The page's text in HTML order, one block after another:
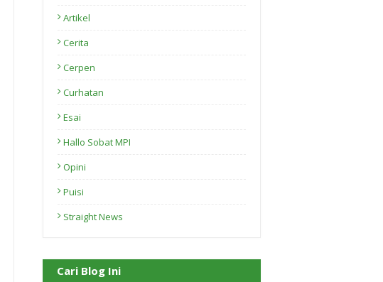
Artikel
Cerita
Cerpen
Curhatan
Esai
Hallo Sobat MPI
Opini
Puisi
Straight News
Cari Blog Ini